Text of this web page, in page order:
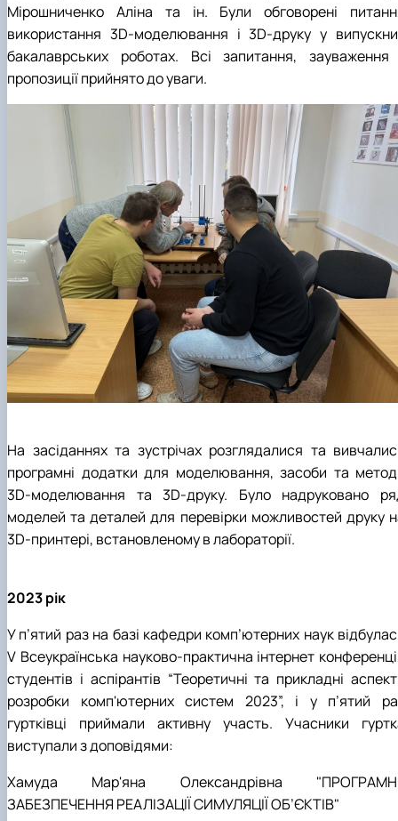
Мірошниченко Аліна та ін. Були обговорені
використання 3D-моделювання i 3D-друку у
бакалаврських роботах. Всі запитання, зауваження
пропозиції прийнято до уваги.
На засіданнях та зустрічах розглядалися та
програмні додатки для моделювання, засоби та
3D-моделювання та 3D-друку. Було надруковано
моделей та деталей для перевірки можливостей друку
3D-принтері, встановленому в лабораторії.
2023 рік
У п’ятий раз на базі кафедри комп’ютерних наук
V Всеукраїнська науково-практична інтернет
студентів і аспірантів “Теоретичні та прикладні
розробки комп'ютерних систем 2023”, і у п’ятий
гуртківці приймали активну участь. Учасники
виступали з доповідями:
Хамуда Мар'яна Олександрівна
ЗАБЕЗПЕЧЕННЯ РЕАЛІЗАЦІЇ СИМУЛЯЦІЇ ОБ’ЄКТІВ"